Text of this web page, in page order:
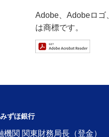
Adobe、Adobeロゴ
は商標です。
ずほ銀行
機関 関東財務局長（登金